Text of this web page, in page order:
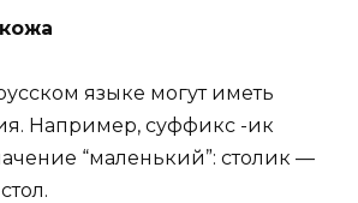
языке могут иметь
Например, суффикс -ик
“маленький”: столик —